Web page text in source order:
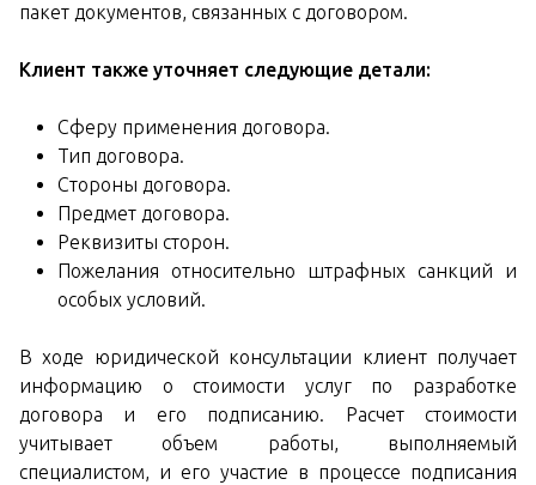
пакет документов, связанных с договором.
Клиент также уточняет следующие детали:
Сферу применения договора.
Тип договора.
Стороны договора.
Предмет договора.
Реквизиты сторон.
Пожелания относительно штрафных санкций и
особых условий.
В ходе юридической консультации клиент получает
информацию о стоимости услуг по разработке
договора и его подписанию. Расчет стоимости
учитывает объем работы, выполняемый
специалистом, и его участие в процессе подписания